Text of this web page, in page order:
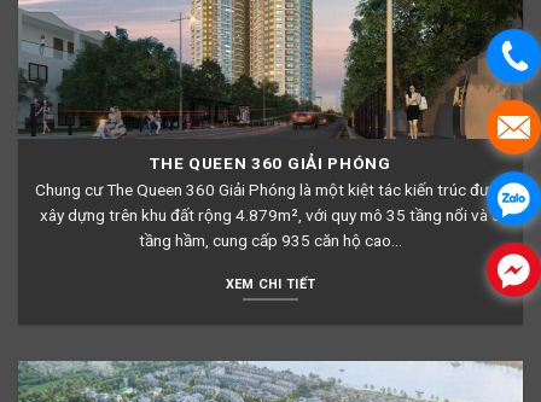
THE QUEEN 360 GIẢI PHÓNG
Chung cư The Queen 360 Giải Phóng là một kiệt tác kiến trúc được
xây dựng trên khu đất rộng 4.879m², với quy mô 35 tầng nổi và 5
tầng hầm, cung cấp 935 căn hộ cao...
XEM CHI TIẾT